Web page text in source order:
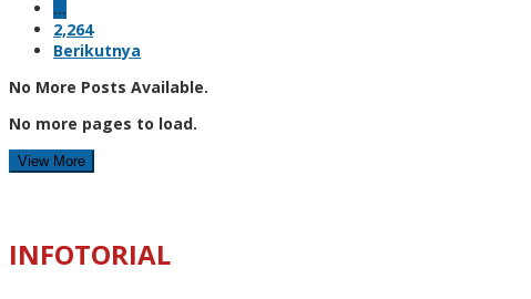
…
2,264
Berikutnya
No More Posts Available.
No more pages to load.
View More
INFOTORIAL